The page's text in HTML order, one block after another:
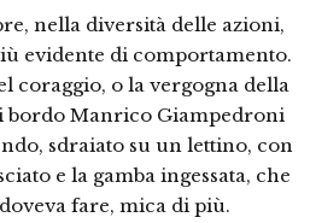
nella diversità delle azioni,
evidente di comportamento.
coraggio, o la vergogna della
bordo Manrico Giampedroni
sdraiato su un lettino, con
e la gamba ingessata, che
fare, mica di più.